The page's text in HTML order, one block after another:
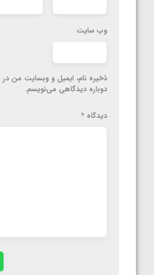
وب‌ سایت
ذخیره نام، ایمیل و وبسایت من در
دوباره دیدگاهی می‌نویسم.
دیدگاه *